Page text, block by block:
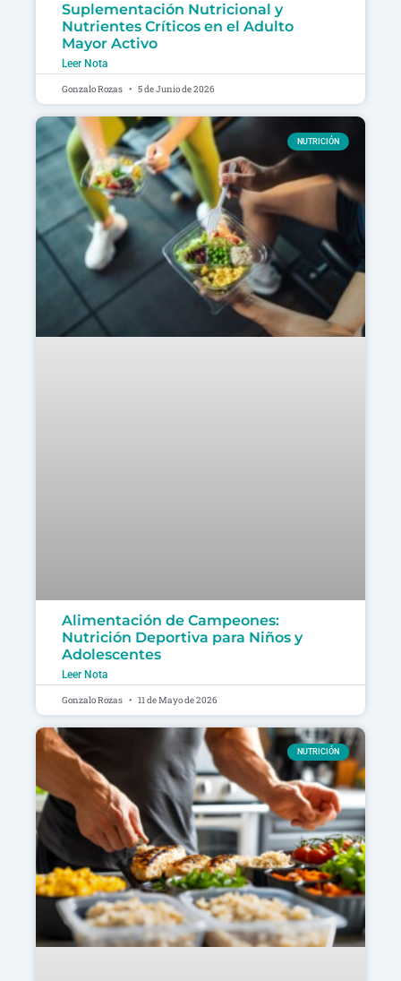
Suplementación Nutricional y
Nutrientes Críticos en el Adulto
Mayor Activo
Leer Nota
Gonzalo Rozas 5 de Junio de 2026
NUTRICIÓN
Alimentación de Campeones:
Nutrición Deportiva para Niños y
Adolescentes
Leer Nota
Gonzalo Rozas 11 de Mayo de 2026
NUTRICIÓN